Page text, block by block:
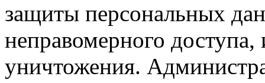
защиты персональных
неправомерного
уничтожения.